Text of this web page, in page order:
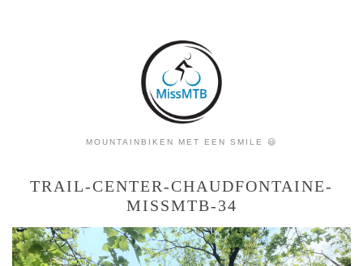
MOUNTAINBIKEN MET EEN SMILE 😃
TRAIL-CENTER-CHAUDFONTAINE-
MISSMTB-34